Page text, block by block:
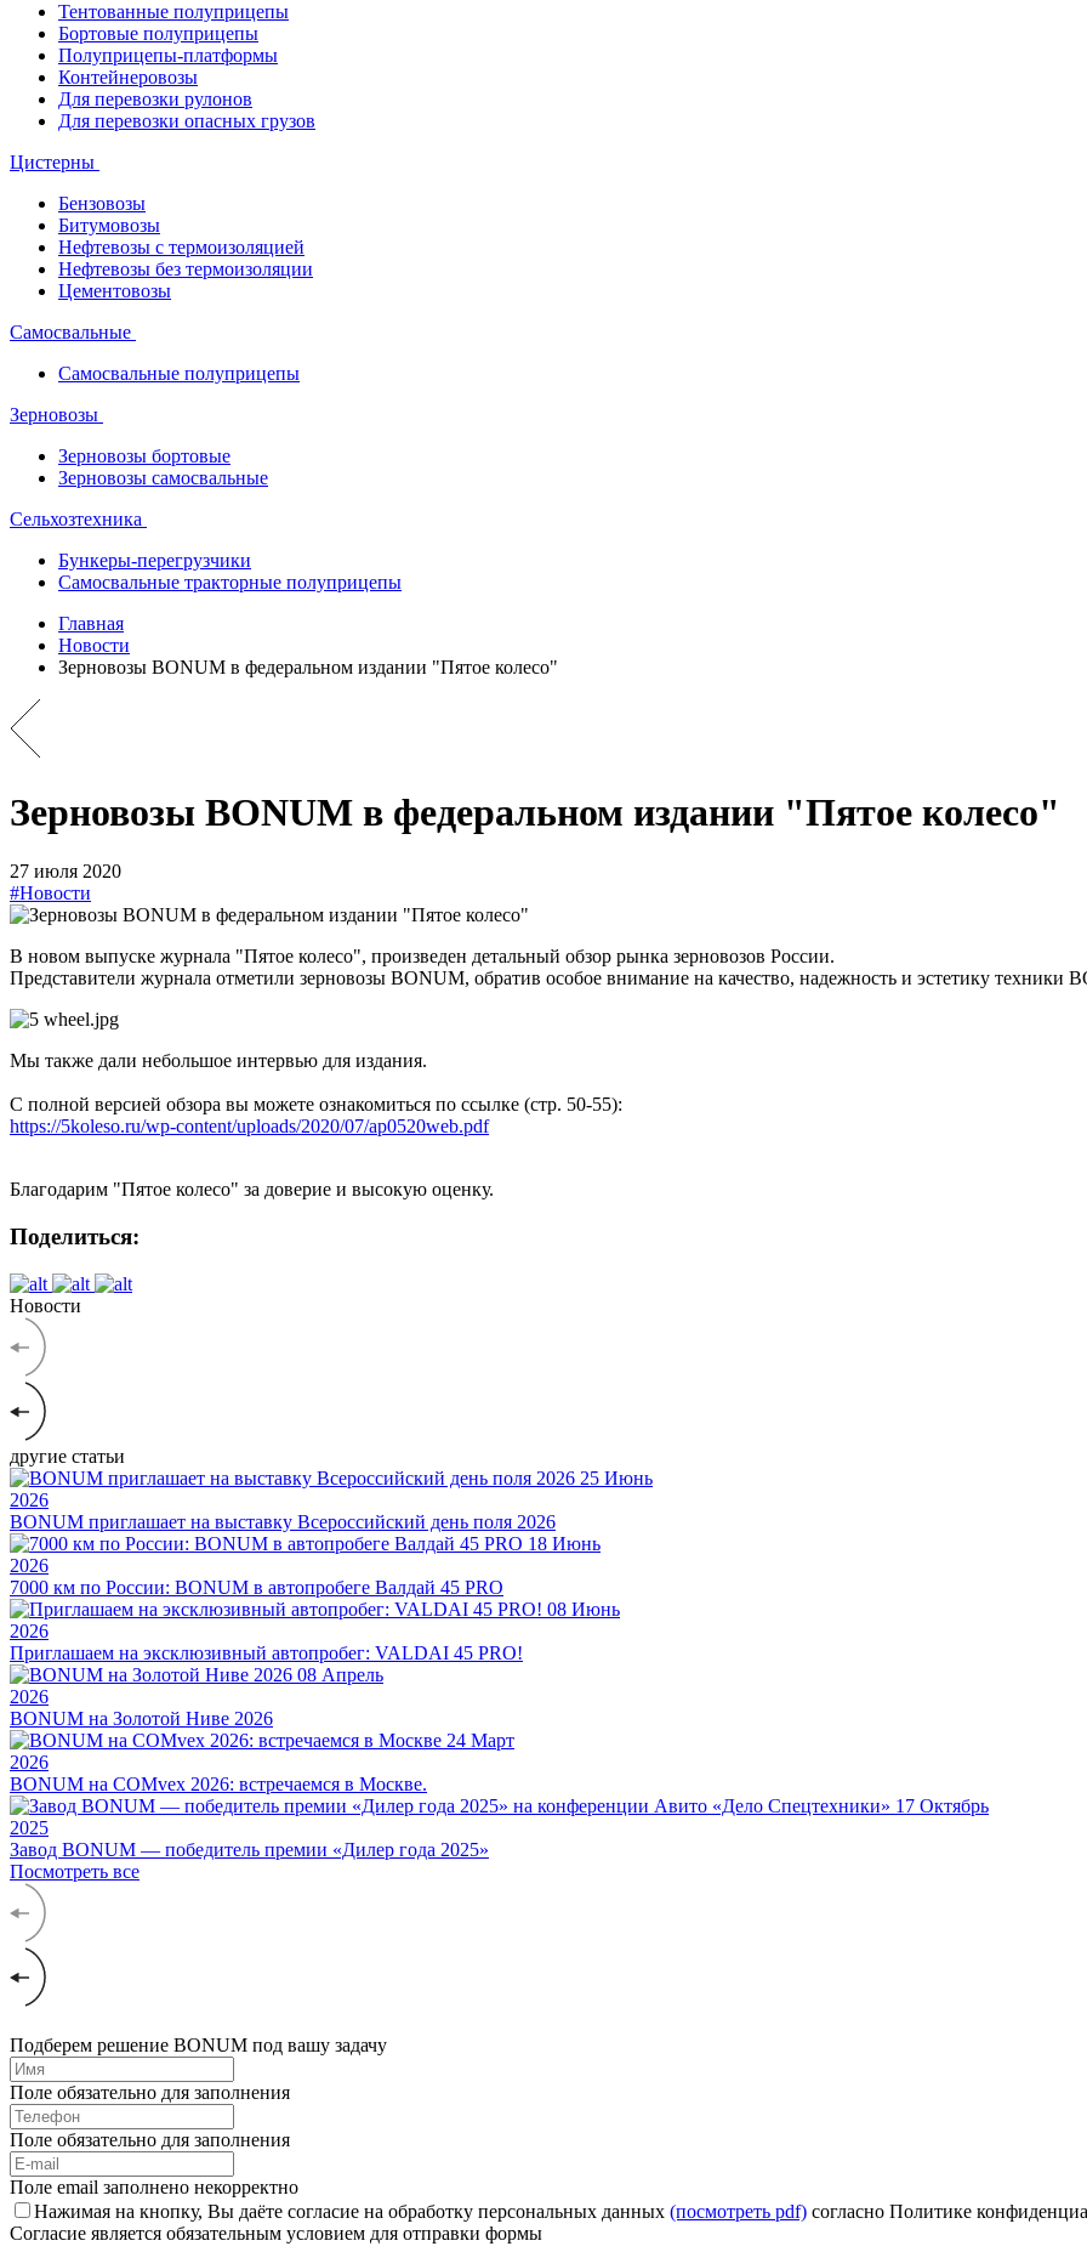
Тентованные полуприцепы
Бортовые полуприцепы
Полуприцепы-платформы
Контейнеровозы
Для перевозки рулонов
Для перевозки опасных грузов
Цистерны
Бензовозы
Битумовозы
Нефтевозы с термоизоляцией
Нефтевозы без термоизоляции
Цементовозы
Самосвальные
Самосвальные полуприцепы
Зерновозы
Зерновозы бортовые
Зерновозы самосвальные
Сельхозтехника
Бункеры-перегрузчики
Самосвальные тракторные полуприцепы
Главная
Новости
Зерновозы BONUM в федеральном издании "Пятое колесо"
Зерновозы BONUM в федеральном издании "Пятое колесо"
27 июля 2020
#Новости
В новом выпуске журнала "Пятое колесо", произведен детальный обзор рынка зерновозов России.
Представители журнала отметили зерновозы BONUM, обратив особое внимание на качество, надежность и эстетику техники
Мы также дали небольшое интервью для издания.
С полной версией обзора вы можете ознакомиться по ссылке (стр. 50-55):
https://5koleso.ru/wp-content/uploads/2020/07/ap0520web.pdf
Благодарим "Пятое колесо" за доверие и высокую оценку.
Поделиться:
Новости
другие статьи
25 Июнь
2026
BONUM приглашает на выставку Всероссийский день поля 2026
18 Июнь
2026
7000 км по России: BONUM в автопробеге Валдай 45 PRO
08 Июнь
2026
Приглашаем на эксклюзивный автопробег: VALDAI 45 PRO!
08 Апрель
2026
BONUM на Золотой Ниве 2026
24 Март
2026
BONUM на COMvex 2026: встречаемся в Москве.
17 Октябрь
2025
Завод BONUM — победитель премии «Дилер года 2025»
Посмотреть все
Подберем решение BONUM под вашу задачу
Поле обязательно для заполнения
Поле обязательно для заполнения
Поле email заполнено некорректно
Нажимая на кнопку, Вы даёте согласие на обработку персональных данных (посмотреть pdf) согласно Политике
Согласие является обязательным условием для отправки формы